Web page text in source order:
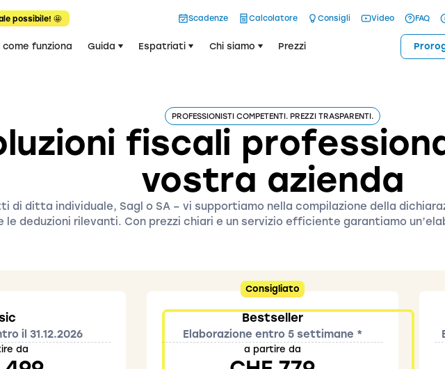
possibile! 🤩 Scadenze Calcolatore Consigli Video FAQ
come funziona Guida Espatriati Chi siamo Prezzi
PROFESSIONISTI COMPETENTI. PREZZI TRASPARENTI.
fiscali
vostra azienda
di ditta individuale, Sagl o SA – vi supportiamo nella compilazione della
deduzioni rilevanti. Con prezzi chiari e un servizio efficiente garantiamo
il 31.12.2026
da
Consigliato
Bestseller
Elaborazione entro 5 settimane *
a partire da